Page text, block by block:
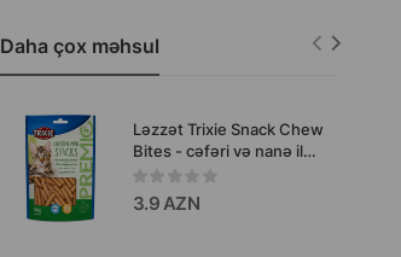
Daha çox məhsul
Ləzzət Trixie Snack Chew
Bites - cəfəri və nanə ilə
itlər üçün çeynənən mini
qəlyanaltılar 50 qr
#42708.
3.9 AZN